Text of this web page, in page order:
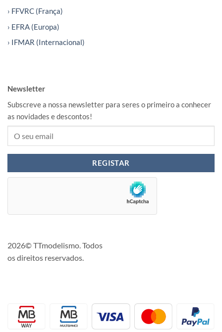
› FFVRC (França)
› EFRA (Europa)
› IFMAR (Internacional)
Newsletter
Subscreve a nossa newsletter para seres o primeiro a conhecer
as novidades e descontos!
2026© TTmodelismo. Todos
os direitos reservados.